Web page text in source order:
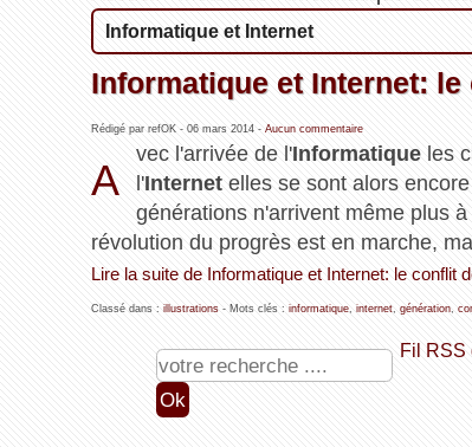
Informatique et Internet
Informatique et Internet:
Rédigé par refOK - 06 mars 2014- Aucun commentaire
A
vec l'arrivée de l'Informatique les
l'Internet elles se sont alors
générations n'arrivent même plus
révolution du progrès est en marche,
Lire la suite de Informatique et Internet: le conflit
Classé dans : illustrations- Mots clés : informatique, internet, génération,
Fil RSS